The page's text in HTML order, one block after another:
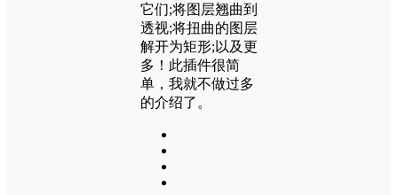
它们;将图层翘曲到
透视;将扭曲的图层
解开为矩形;以及更
多！此插件很简
单，我就不做过多
的介绍了。